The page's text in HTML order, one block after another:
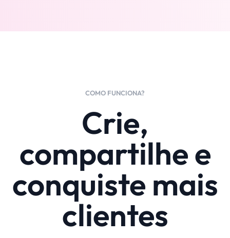
COMO FUNCIONA?
Crie,
compartilhe e
conquiste mais
clientes